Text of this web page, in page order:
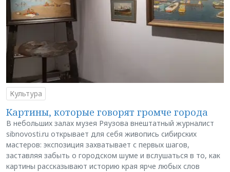
Культура
Картины, которые говорят громче города
В небольших залах музея Ряузова внештатный журналист
sibnovosti.ru открывает для себя живопись сибирских
мастеров: экспозиция захватывает с первых шагов,
заставляя забыть о городском шуме и вслушаться в то, как
картины рассказывают историю края ярче любых слов